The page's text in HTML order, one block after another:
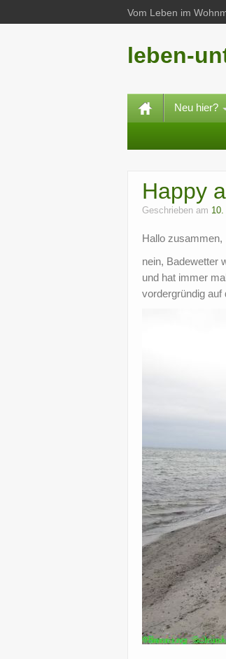
Vom Leben im
leben-
Neu hier?
Happy
Geschrieben am 10.
Hallo zusammen,
nein, Badewetter
und hat immer
vordergründig auf